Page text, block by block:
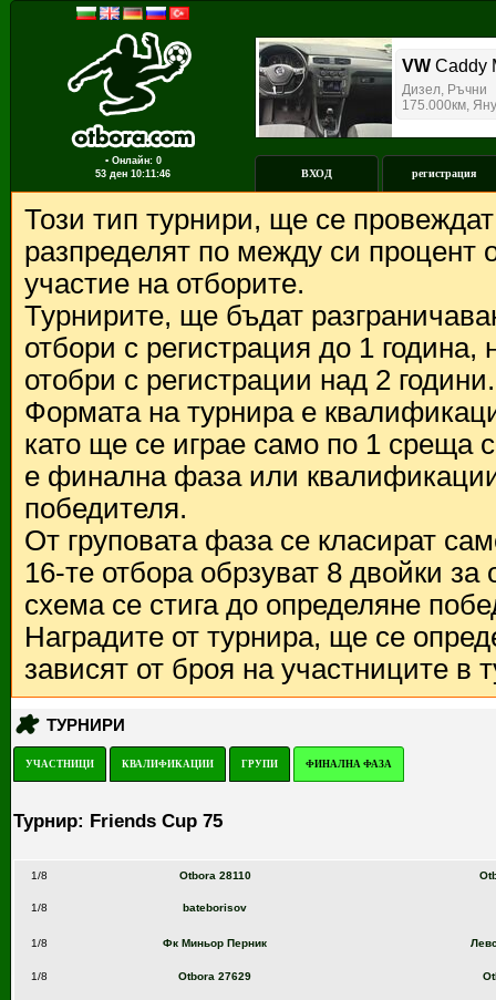
▪ Онлайн: 0
53 ден 10:11:46 ВХОД регистрация
Този тип турнири, ще се
разпределят по между си процент
участие на отборите.
Турнирите, ще бъдат
отбори с регистрация до 1
отобри с регистрации над 2 години.
Формата на турнира е
като ще се играе само по 1 среща
е финална фаза или
победителя.
От груповата фаза се класират
16-те отбора обрзуват 8 двойки
схема се стига до определяне
Наградите от турнира, ще се
зависят от броя на участниците в
ТУРНИРИ
УЧАСТНИЦИ КВАЛИФИКАЦИИ ГРУПИ ФИНАЛНА ФАЗА
Турнир: Friends Cup 75
1/8 Otbora 28110
1/8 bateborisov
1/8 Фк Миньор Перник
1/8 Otbora 27629